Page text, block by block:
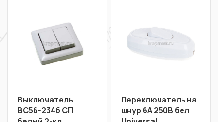
Выключатель
ВС56-234б СП
Переключатель на
шнур 6A 250B бел